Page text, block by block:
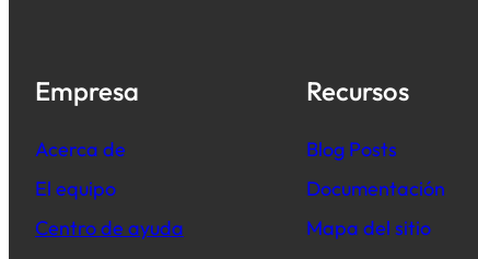
Empresa
Acerca de
El equipo
Centro de ayuda
Recursos
Blog Posts
Documentación
Mapa del sitio